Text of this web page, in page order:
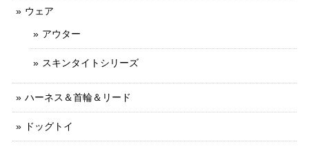
ウェア
アウター
スキンタイトシリーズ
ハーネス＆首輪＆リード
ドッグトイ